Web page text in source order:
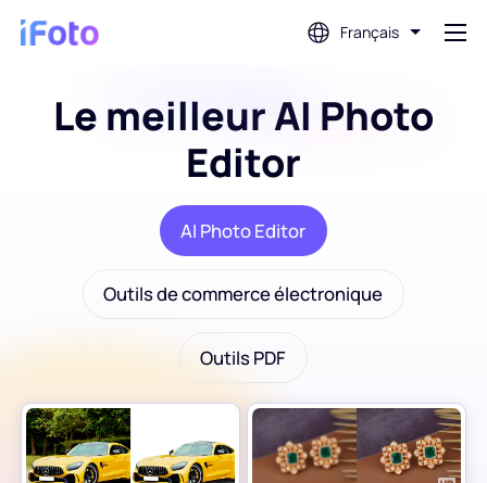
Français
Connex
Suppression d'arrière-plan
Créateur de photos de profil
Créateur de photos de passeport
Le meilleur AI Photo
Editor
AI Photo Editor
Outils de commerce électronique
Outils PDF